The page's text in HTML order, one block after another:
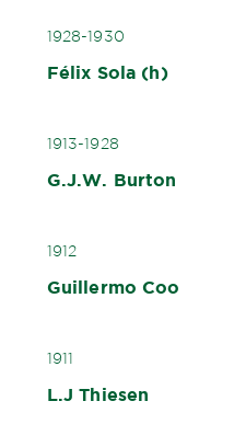
1928-1930
Félix Sola (h)
1913-1928
G.J.W. Burton
1912
Guillermo Coo
1911
L.J Thiesen